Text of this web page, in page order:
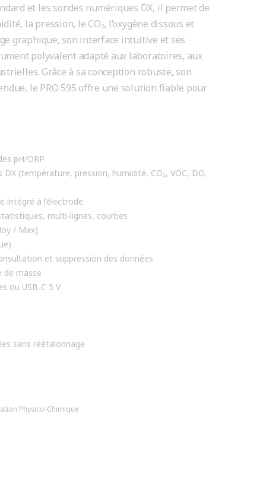
et les sondes numériques DX, il permet de
la pression, le CO₂, l’oxygène dissous et
graphique, son interface intuitive et ses
polyvalent adapté aux laboratoires, aux
Grâce à sa conception robuste, son
le PRO 595 offre une solution fiable pour
pH/ORP
(température, pression, humidité, CO₂, VOC, DO,
intégré à l’électrode
multi‑lignes, courbes
/ Max)
et suppression des données
de masse
ou USB‑C 5 V
sans réétalonnage
Physico-Chimique